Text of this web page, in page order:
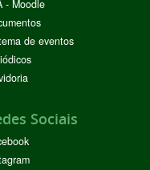
- Moodle
de eventos
Sociais